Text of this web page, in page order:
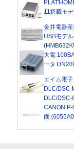
11搭載モ
金井電器
USBモデ
大電
ータ
エイム電
DLC/DSC
DLC/DSC-
CANON
面